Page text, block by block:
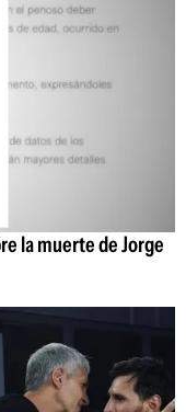
la muerte de Jorge